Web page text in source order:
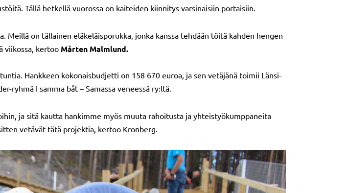
Tällä hetkellä vuorossa on kaiteiden kiinnitys varsinaisiin portaisiin.
on tällainen eläkeläisporukka, jonka kanssa tehdään töitä kahden hengen
viikossa, kertoo Mårten Malmlund.
Hankkeen kokonaisbudjetti on 158 670 euroa, ja sen vetäjänä toimii Länsi-
ryhmä I samma båt – Samassa veneessä ry:ltä.
ja sitä kautta hankimme myös muuta rahoitusta ja yhteistyökumppaneita
vetävät tätä projektia, kertoo Kronberg.